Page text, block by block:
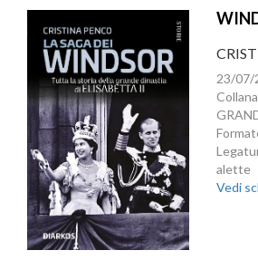
23/07/
alette
Vedi